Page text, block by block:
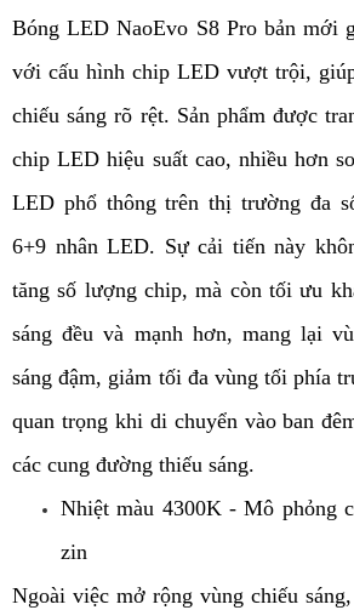
Bóng LED NaoEvo S8 Pro bản mới
với cấu hình chip LED vượt trội,
chiếu sáng rõ rệt. Sản phẩm được
chip LED hiệu suất cao, nhiều hơn
LED phổ thông trên thị trường đa
6+9 nhân LED. Sự cải tiến này
tăng số lượng chip, mà còn tối ưu
sáng đều và mạnh hơn, mang lại
sáng đậm, giảm tối đa vùng tối phía
quan trọng khi di chuyển vào ban
các cung đường thiếu sáng.
Nhiệt màu 4300K - Mô phỏng
zin
Ngoài việc mở rộng vùng chiếu